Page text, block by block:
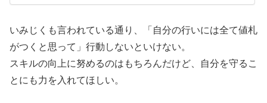
いみじくも言われている通り、「自分の行いには全て値札
がつくと思って」行動しないといけない。
スキルの向上に努めるのはもちろんだけど、自分を守るこ
とにも力を入れてほしい。